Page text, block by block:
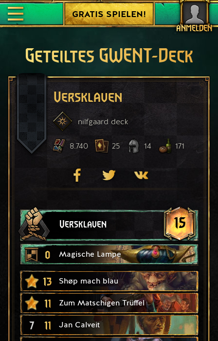
ANMELDEN
GRATIS SPIELEN!
Geteiltes GWENT-Deck
Versklaven
nilfgaard deck
8.740 25 14 171
Versklaven 15
0 Magische Lampe
13 Shøp mach blau
11 Zum Matschigen Trüffel
7 11 Jan Calveit